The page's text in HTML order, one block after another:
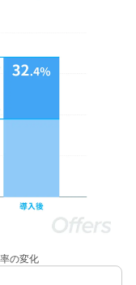
の変化